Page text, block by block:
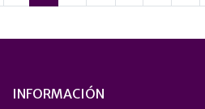
INFORMACIÓN